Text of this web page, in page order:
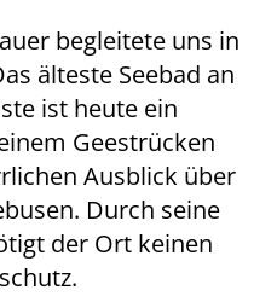
begleitete uns in
älteste Seebad an
ist heute ein
Geestrücken
Ausblick über
Durch seine
der Ort keinen